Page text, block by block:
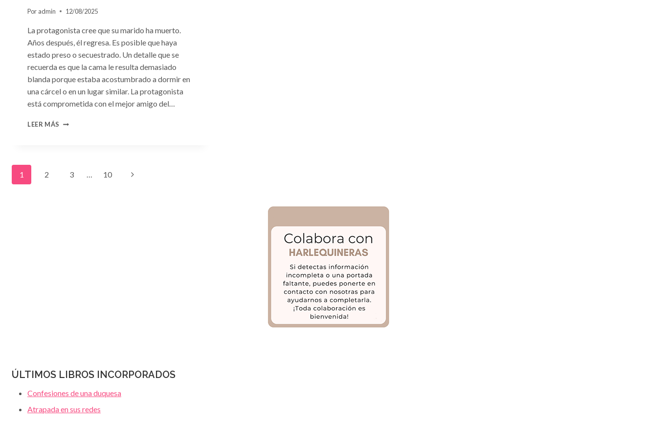
Por admin 12/08/2025
La protagonista cree que su marido ha muerto.
Años después, él regresa. Es posible que haya
estado preso o secuestrado. Un detalle que se
recuerda es que la cama le resulta demasiado
blanda porque estaba acostumbrado a dormir en
una cárcel o en un lugar similar. La protagonista
está comprometida con el mejor amigo del…
LEER MÁS CONSULTA
Navegación
1 2 3 … 10
Siguiente
ÚLTIMOS LIBROS INCORPORADOS
Confesiones de una duquesa
Atrapada en sus redes